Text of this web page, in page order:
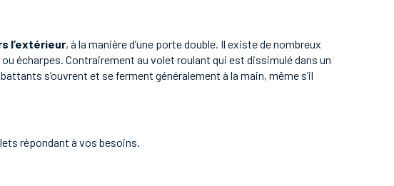
l’extérieur, à la manière d’une porte double. Il existe de nombreux
écharpes. Contrairement au volet roulant qui est dissimulé dans un
s’ouvrent et se ferment généralement à la main, même s’il
répondant à vos besoins.